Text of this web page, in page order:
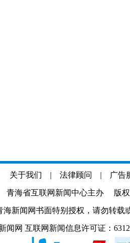
关于我们 | 法律顾问 | 广告
青海省互联网新闻中心主办 版权
海新闻网书面特别授权，请勿转载
闻网 互联网新闻信息许可证：